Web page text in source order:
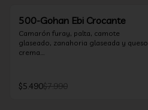
500-Gohan Ebi Crocante
Camarón furay, palta, camote
glaseado, zanahoria glaseada y queso
crema.
$5.490$7.990